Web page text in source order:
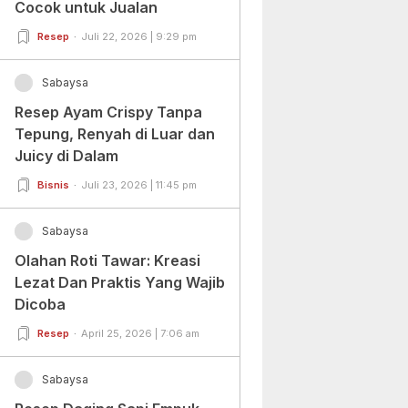
Cocok untuk Jualan
Resep Juli 22, 2026 | 9:29 pm
Sabaysa
Resep Ayam Crispy Tanpa
Tepung, Renyah di Luar dan
Juicy di Dalam
Bisnis Juli 23, 2026 | 11:45 pm
Sabaysa
Olahan Roti Tawar: Kreasi
Lezat Dan Praktis Yang Wajib
Dicoba
Resep April 25, 2026 | 7:06 am
Sabaysa